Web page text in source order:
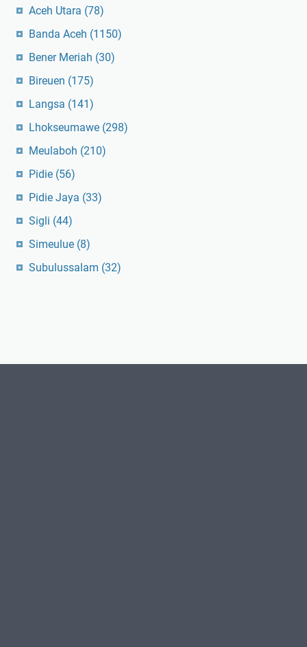
Aceh Utara (78)
Banda Aceh (1150)
Bener Meriah (30)
Bireuen (175)
Langsa (141)
Lhokseumawe (298)
Meulaboh (210)
Pidie (56)
Pidie Jaya (33)
Sigli (44)
Simeulue (8)
Subulussalam (32)